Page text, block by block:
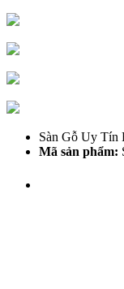
Sàn Gỗ Uy Tín
Mã sản phẩm: